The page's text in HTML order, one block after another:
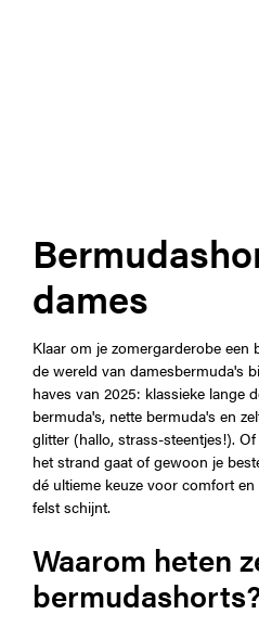
dames
Klaar om je zomergarderobe een
de wereld van damesbermuda's
haves van 2025: klassieke lange
bermuda's, nette bermuda's en
glitter (hallo, strass-steentjes!).
het strand gaat of gewoon je
dé ultieme keuze voor comfort
felst schijnt.
Waarom heten